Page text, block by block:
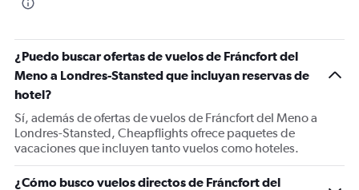
Y
axis
displaying
Range:
0
to
150.
¿Puedo buscar ofertas de vuelos de Fráncfort del
Meno a Londres-Stansted que incluyan reservas de
hotel?
Sí, además de ofertas de vuelos de Fráncfort del Meno a
Londres-Stansted, Cheapflights ofrece paquetes de
vacaciones que incluyen tanto vuelos como hoteles.
¿Cómo busco vuelos directos de Fráncfort del